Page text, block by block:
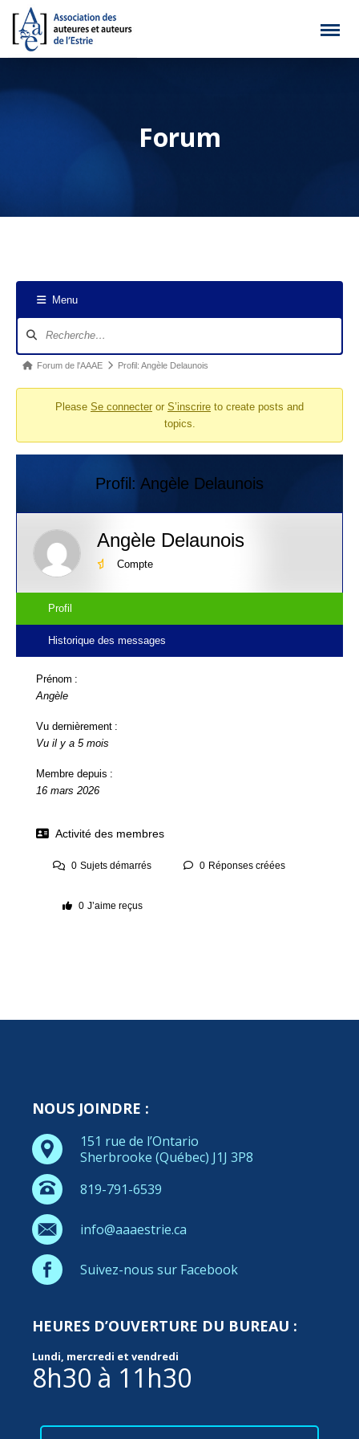
Forum
Menu
forum
Fil Forum de l'AAAE Profil: Angèle Delaunois
Please Se connecter or S’inscrire to create posts and
topics.
Profil: Angèle Delaunois
Angèle Delaunois
Compte
Profil
Historique des messages
Prénom :
Angèle
Vu dernièrement :
Vu il y a 5 mois
Membre depuis :
16 mars 2026
Activité des membres
0 Sujets démarrés 0 Réponses créées
0 J’aime reçus
NOUS JOINDRE :
151 rue de l’Ontario
Sherbrooke (Québec) J1J 3P8
819-791-6539
info@aaaestrie.ca
Suivez-nous sur Facebook
HEURES D’OUVERTURE DU BUREAU :
Lundi, mercredi et vendredi
8h30 à 11h30